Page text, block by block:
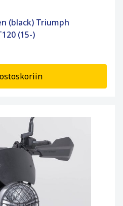
(black) Triumph
(15-)